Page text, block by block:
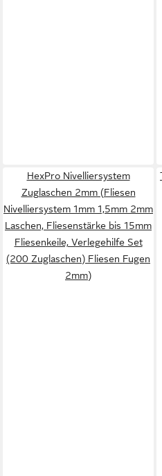
HexPro Nivelliersystem
Zuglaschen 2mm (Fliesen
Nivelliersystem 1mm 1,5mm 2mm
Laschen, Fliesenstärke bis 15mm
Fliesenkeile, Verlegehilfe Set
(200 Zuglaschen) Fliesen Fugen
2mm)